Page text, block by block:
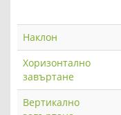
Наклон
Хоризонтално
завъртане
Вертикално